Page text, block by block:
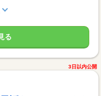
る
3日以内公開